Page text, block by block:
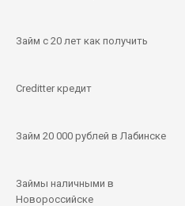
Займ с 20 лет как получить
Creditter кредит
Займ 20 000 рублей в Лабинске
Займы наличными в
Новороссийске